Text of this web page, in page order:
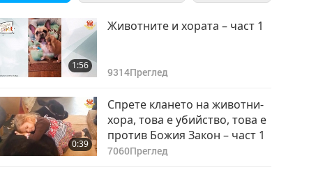
Замбия: Закон за
животни
3050Преглед
116
0:46
Зимбабве: Закон за
предотвратяване
жестокостта към
животните
3142Преглед
1:56
Животните и хората – част 1
9314Преглед
0:39
Спрете клането на животни-
хора, това е убийство, това е
против Божия Закон – част 1
7060Преглед